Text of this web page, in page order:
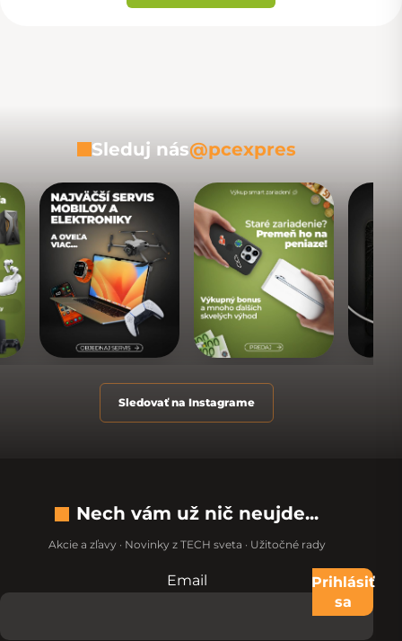
Sleduj nás@pcexpres
Sledovať na Instagrame
Nech vám už nič neujde...
Akcie a zľavy · Novinky z TECH sveta · Užitočné rady
Nevypĺňajte toto pole:
Email
Prihlásiť
sa